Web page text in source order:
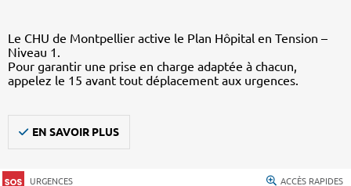
Le CHU de Montpellier active le Plan Hôpital en Tension –
Niveau 1.
Pour garantir une prise en charge adaptée à chacun,
appelez le 15 avant tout déplacement aux urgences.
EN SAVOIR PLUS
URGENCES ACCÈS RAPIDES